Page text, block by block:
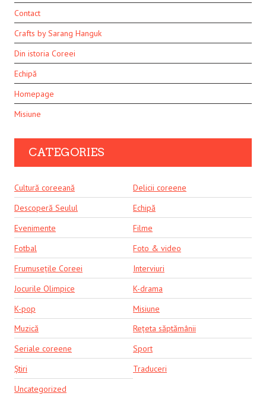
Contact
Crafts by Sarang Hanguk
Din istoria Coreei
Echipă
Homepage
Misiune
CATEGORIES
Cultură coreeană
Delicii coreene
Descoperă Seulul
Echipă
Evenimente
Filme
Fotbal
Foto & video
Frumusețile Coreei
Interviuri
Jocurile Olimpice
K-drama
K-pop
Misiune
Muzică
Rețeta săptămânii
Seriale coreene
Sport
Știri
Traduceri
Uncategorized